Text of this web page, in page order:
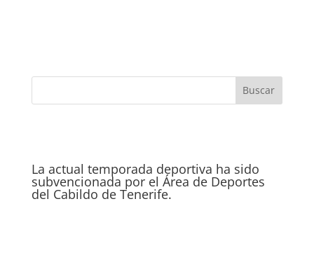
La actual temporada deportiva ha sido
subvencionada por el Área de Deportes
del Cabildo de Tenerife.